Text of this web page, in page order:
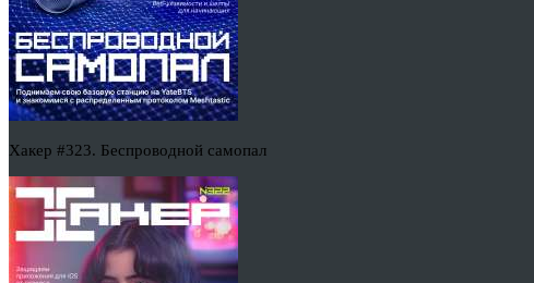
Хакер #323. Беспроводной самопал